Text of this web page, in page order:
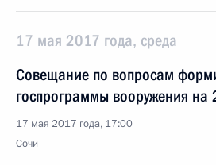
17 мая 2017 года, среда
Совещание по вопросам
госпрограммы вооружения
17 мая 2017 года, 17:00
Сочи